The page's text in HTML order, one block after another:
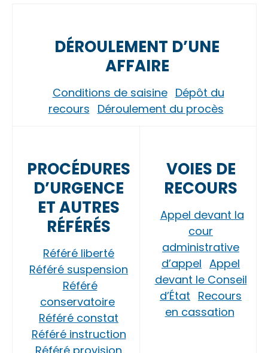
DÉROULEMENT D’UNE
AFFAIRE
Conditions de saisine Dépôt du
recours Déroulement du procès
PROCÉDURES
D’URGENCE
ET AUTRES
RÉFÉRÉS
Référé liberté
Référé suspension
Référé
conservatoire
Référé constat
Référé instruction
VOIES DE
RECOURS
Appel devant la
cour
administrative
d’appel Appel
devant le Conseil
d’État Recours
en cassation